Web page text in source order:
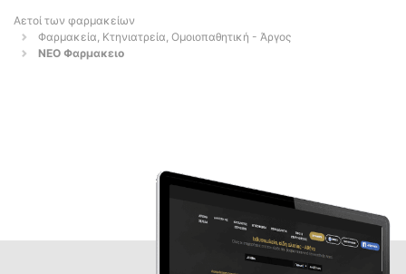
Αετοί των φαρμακείων
Φαρμακεία, Κτηνιατρεία, Ομοιοπαθητική - Άργος
ΝΕΟ Φαρμακειο